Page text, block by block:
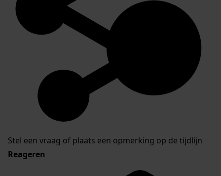
Stel een vraag of plaats een opmerking op de tijdlijn
Reageren